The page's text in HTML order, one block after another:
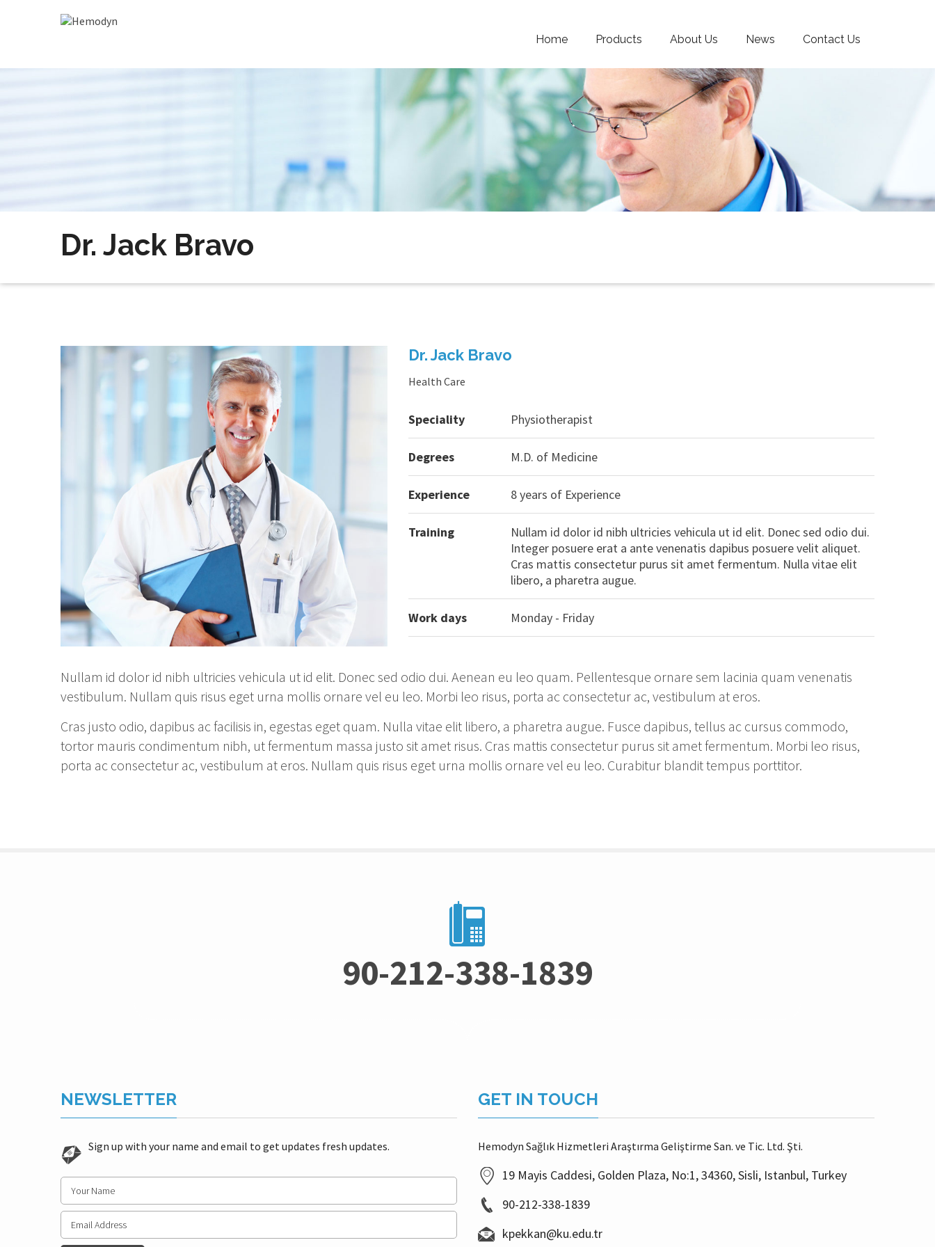
Home Products About Us News Contact Us
Dr. Jack Bravo
Dr. Jack Bravo
Health Care
Speciality Physiotherapist
Degrees M.D. of Medicine
Experience 8 years of Experience
Training
Nullam id dolor id nibh ultricies vehicula ut id elit. Donec sed odio dui.
Integer posuere erat a ante venenatis dapibus posuere velit aliquet.
Cras mattis consectetur purus sit amet fermentum. Nulla vitae elit
libero, a pharetra augue.
Work days Monday - Friday
Nullam id dolor id nibh ultricies vehicula ut id elit. Donec sed odio dui. Aenean eu leo quam. Pellentesque ornare sem lacinia quam venenatis
vestibulum. Nullam quis risus eget urna mollis ornare vel eu leo. Morbi leo risus, porta ac consectetur ac, vestibulum at eros.
Cras justo odio, dapibus ac facilisis in, egestas eget quam. Nulla vitae elit libero, a pharetra augue. Fusce dapibus, tellus ac cursus commodo,
tortor mauris condimentum nibh, ut fermentum massa justo sit amet risus. Cras mattis consectetur purus sit amet fermentum. Morbi leo risus,
porta ac consectetur ac, vestibulum at eros. Nullam quis risus eget urna mollis ornare vel eu leo. Curabitur blandit tempus porttitor.
90-212-338-1839
NEWSLETTER
Sign up with your name and email to get updates fresh updates.
GET IN TOUCH
Hemodyn Sağlık Hizmetleri Araştırma Geliştirme San. ve Tic. Ltd. Şti.
19 Mayis Caddesi, Golden Plaza, No:1, 34360, Sisli, Istanbul, Turkey
90-212-338-1839
kpekkan@ku.edu.tr